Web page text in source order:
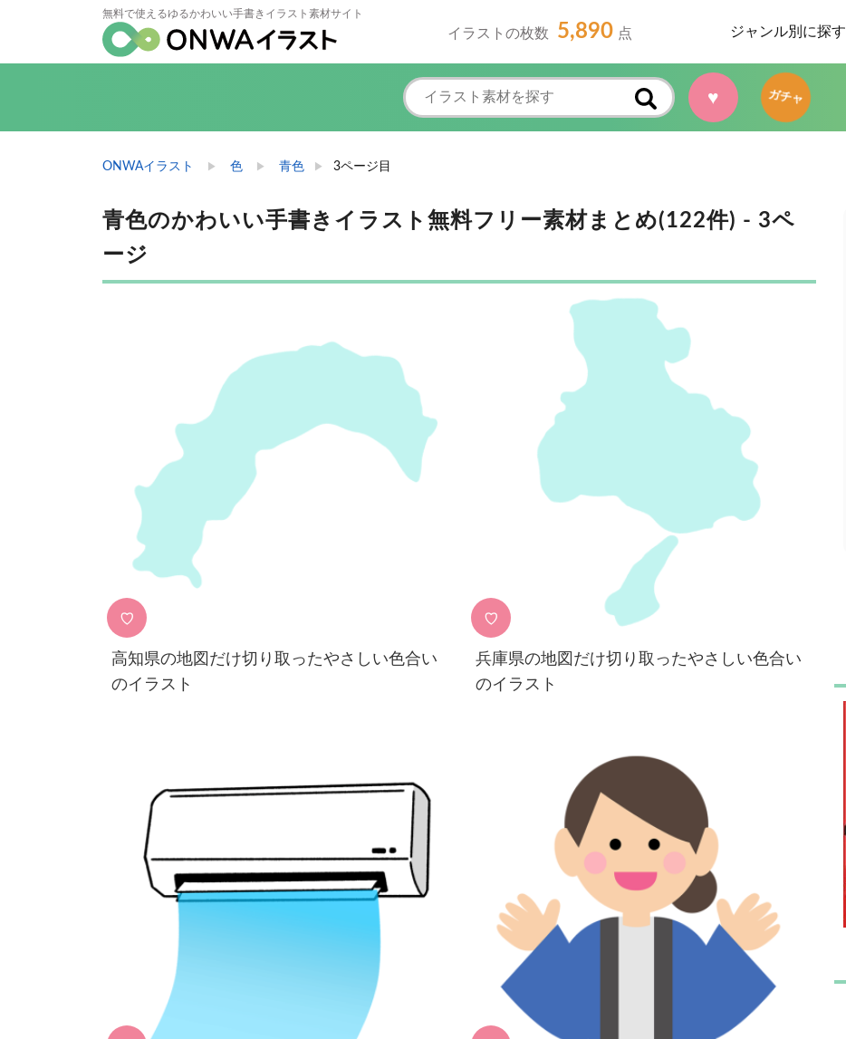
無料で使えるゆるかわいい手書きイラスト素材サイト
イラストの枚数 5,890 点 ジャンル別に探す
♥ ガチャ
ONWAイラスト 色 青色 3ページ目
青色のかわいい手書きイラスト無料フリー素材まとめ(122件) - 3ペ
ージ
♡
高知県の地図だけ切り取ったやさしい色合い
のイラスト
♡
兵庫県の地図だけ切り取ったやさしい色合い
のイラスト